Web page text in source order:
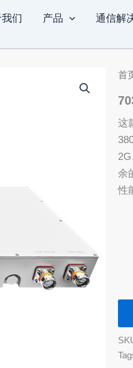
们 产品 通信解
首
这
余
性